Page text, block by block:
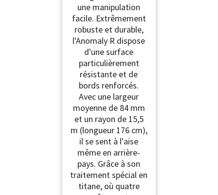
une manipulation
facile. Extrêmement
robuste et durable,
l'Anomaly R dispose
d'une surface
particulièrement
résistante et de
bords renforcés.
Avec une largeur
moyenne de 84 mm
et un rayon de 15,5
m (longueur 176 cm),
il se sent à l'aise
même en arrière-
pays. Grâce à son
traitement spécial en
titane, où quatre